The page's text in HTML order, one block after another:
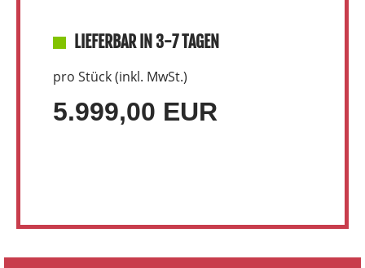
LIEFERBAR IN 3-7 TAGEN
pro Stück (inkl. MwSt.)
5.999,00 EUR